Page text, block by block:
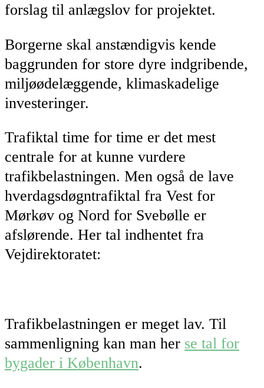
forslag til anlægslov for projektet.
Borgerne skal anstændigvis kende
baggrunden for store dyre indgribende,
miljøødelæggende, klimaskadelige
investeringer.
Trafiktal time for time er det mest
centrale for at kunne vurdere
trafikbelastningen. Men også de lave
hverdagsdøgntrafiktal fra Vest for
Mørkøv og Nord for Svebølle er
afslørende. Her tal indhentet fra
Vejdirektoratet:
Trafikbelastningen er meget lav. Til
sammenligning kan man her se tal for
bygader i København.